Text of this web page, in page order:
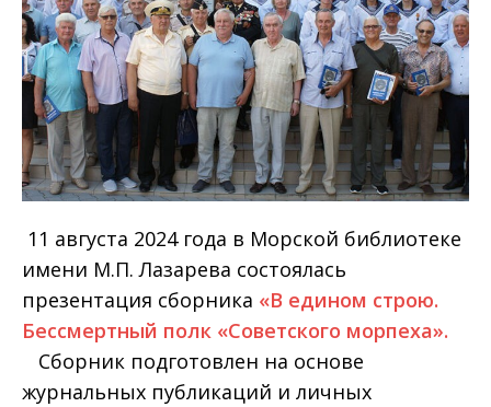
11 августа 2024 года в Морской библиотеке
имени М.П. Лазарева состоялась
презентация сборника «В едином строю.
Бессмертный полк «Советского морпеха».
Сборник подготовлен на основе
журнальных публикаций и личных